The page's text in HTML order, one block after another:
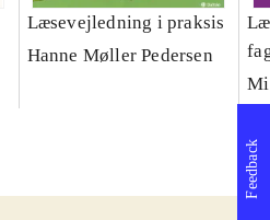
Læsevejledning i praksis
Hanne Møller Pedersen
Feedback